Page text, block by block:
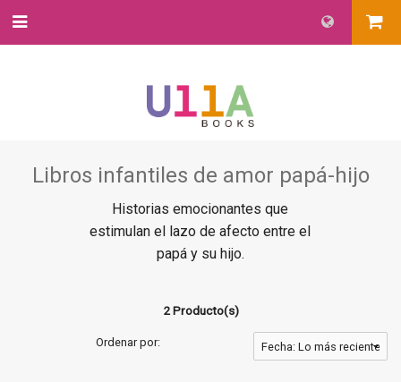
Libros infantiles de amor papá-hijo
Historias emocionantes que
estimulan el lazo de afecto entre el
papá y su hijo.
2 Producto(s)
Ordenar por: